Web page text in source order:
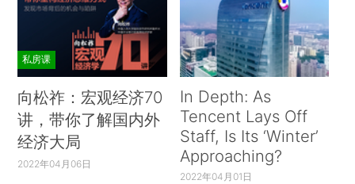
私房课
向松祚：宏观经济70
讲，带你了解国内外
经济大局
2022年04月06日
In Depth: As
Tencent Lays Off
Staff, Is Its ‘Winter’
Approaching?
2022年04月01日